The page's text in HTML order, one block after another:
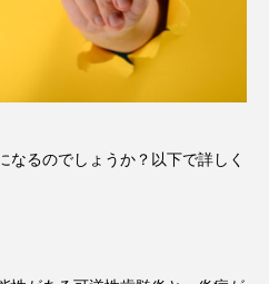
なるのでしょうか？以下で詳しく